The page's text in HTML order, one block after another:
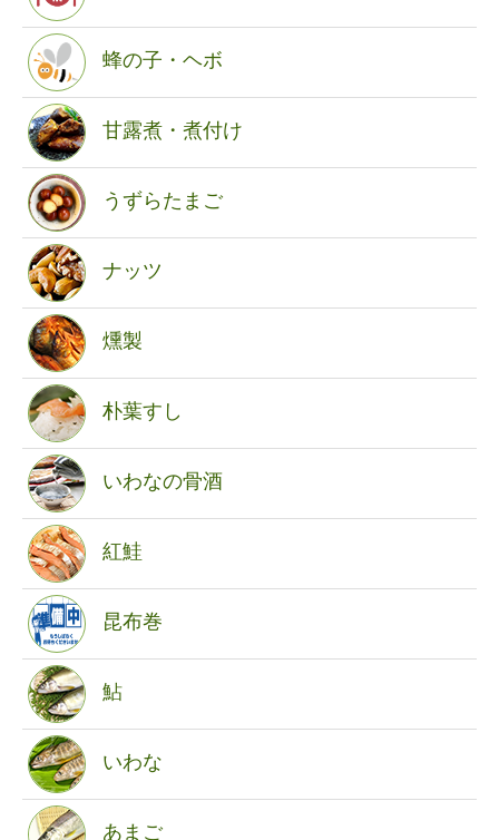
蜂の子・ヘボ
甘露煮・煮付け
うずらたまご
ナッツ
燻製
朴葉すし
いわなの骨酒
紅鮭
昆布巻
鮎
いわな
あまご